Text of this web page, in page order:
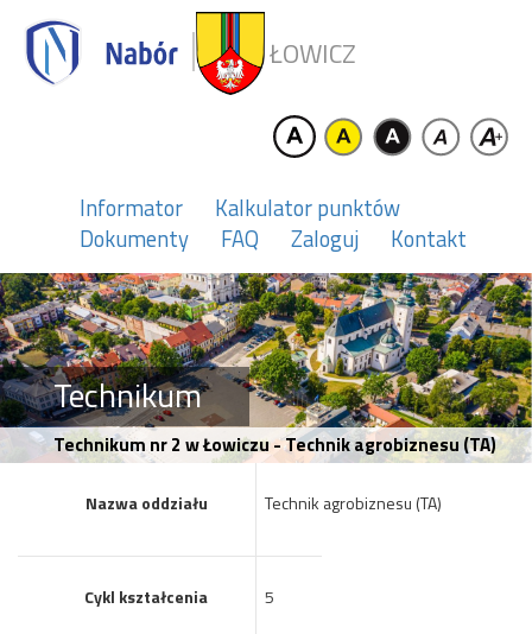
ŁOWICZ
Informator
Kalkulator punktów
Dokumenty
FAQ Zaloguj Kontakt
Technikum
Technikum nr 2 w Łowiczu - Technik agrobiznesu (TA)
Nazwa oddziału Technik agrobiznesu (TA)
Cykl kształcenia 5